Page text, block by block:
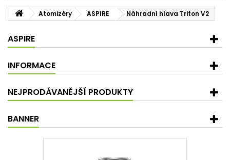
Atomizéry ASPIRE Náhradní hlava Triton V2
ASPIRE
INFORMACE
NEJPRODÁVANĚJŠÍ PRODUKTY
BANNER